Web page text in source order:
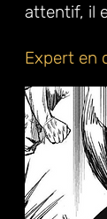
attentif, il
Expert en